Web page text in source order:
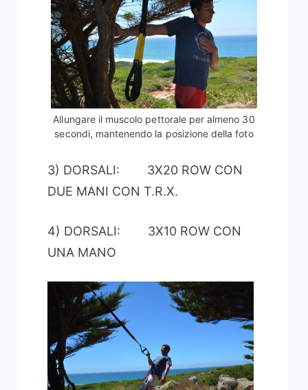
Allungare il muscolo pettorale per almeno 30
secondi, mantenendo la posizione della foto
3) DORSALI: 3X20 ROW CON
DUE MANI CON T.R.X.
4) DORSALI: 3X10 ROW CON
UNA MANO